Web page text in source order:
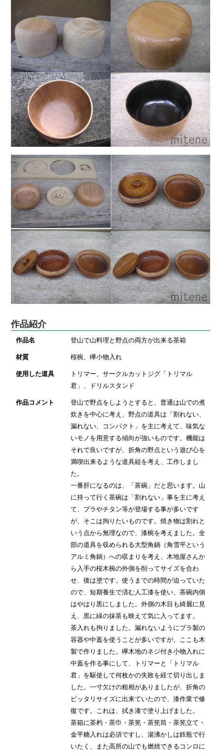
作品紹介
作品名 登山で山料理と野点の両方が出来る茶箱
材質 桜椀、欅小物入れ
使用した道具
トリマー、サークルカットジグ「トリマル
君」、ドリルスタンド
作品コメント
登山で野点をしようとすると、普通は山での煮
炊きを中心に考え、野点の道具は「割れない、
漏れない、コンパクト」を主に考えて、味気な
いモノを用意する傾向が強いものです。機能は
それで良いですが、折角の野点という遊び心を
満喫出来るような道具組を考え、工作しまし
た。
一番肝になるのは、「茶碗」だと思います。山
に持って行く茶碗は「割れない」事を主に考え
て、プラやチタン等が登場する事が多いです
が、そこは拘りたいものです。焼き物は割れと
いう点から無理なので、漆椀を考えました。全
部の道具を収められる大型角鍋（角雪平という
アルミ角鍋）への収まりを考え、木地屋さんか
ら入手の桜木椀の外側を削ってサイズを合わ
せ、後は塗です。使うまでの時間が迫っていた
ので、短期養生で済む人工漆を使い、茶碗内側
はやはり黒にしました。外側の木目も綺麗に見
え、黒に緑の抹茶も映えて気に入ってます。
茶入れも拘りました。漏れないようにプラ製の
容器や中蓋を使うことが多いですが、ここも木
製で作りました。欅木地のネジ付き小物入れに
中蓋を作る事にして、トリマーと「トリマル
君」を駆使して何枚かの失敗を経て切り出しま
した。一寸欠けの粗相がありましたが、折角の
ピッタリサイズに出来ていたので、漆作業で修
復です。これは、拭き漆で塗り上げました。
茶箱に茶杓・茶巾・茶筅・茶筅筒・茶筅立て・
金平糖入れは必須ですし、湯沸かしは鉄瓶で行
いたく、また高所の山でも燃焼できるコンロに